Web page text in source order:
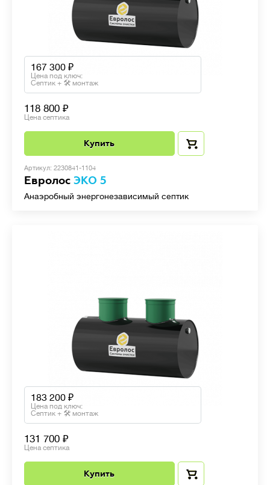
167 300
Цена под ключ:
Септик + 🛠 монтаж
118 800
Цена септика
Купить
Артикул: 2230841-1104
Евролос ЭКО 5
Анаэробный энергонезависимый септик
183 200
Цена под ключ:
Септик + 🛠 монтаж
131 700
Цена септика
Купить